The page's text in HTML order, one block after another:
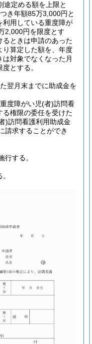
途定める額を上限と
き年額85万3,000円と
利用している重度障が
2,000円を限度とす
るときは申請のあった
り算定した額を、年度
対象でなくなった月
とする。
翌月末までに助成金を
度障がい児(者)訪問看
権限の委任を受けた
)訪問看護利用助成金
請求することができ
行する。